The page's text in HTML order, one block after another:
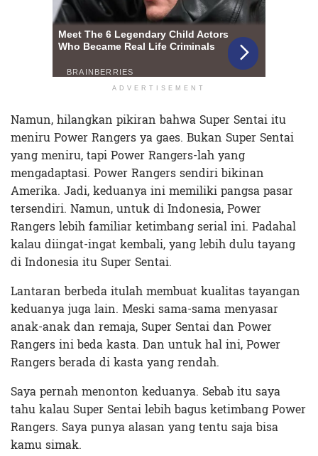
ADVERTISEMENT
Namun, hilangkan pikiran bahwa Super Sentai itu
meniru Power Rangers ya gaes. Bukan Super Sentai
yang meniru, tapi Power Rangers-lah yang
mengadaptasi. Power Rangers sendiri bikinan
Amerika. Jadi, keduanya ini memiliki pangsa pasar
tersendiri. Namun, untuk di Indonesia, Power
Rangers lebih familiar ketimbang serial ini. Padahal
kalau diingat-ingat kembali, yang lebih dulu tayang
di Indonesia itu Super Sentai.
Lantaran berbeda itulah membuat kualitas tayangan
keduanya juga lain. Meski sama-sama menyasar
anak-anak dan remaja, Super Sentai dan Power
Rangers ini beda kasta. Dan untuk hal ini, Power
Rangers berada di kasta yang rendah.
Saya pernah menonton keduanya. Sebab itu saya
tahu kalau Super Sentai lebih bagus ketimbang Power
Rangers. Saya punya alasan yang tentu saja bisa
kamu simak.